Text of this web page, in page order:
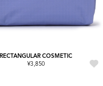
RECTANGULAR COSMETIC
¥3,850